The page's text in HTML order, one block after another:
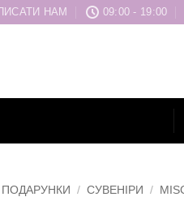
НАМ 09:00 - 19:00
ПОДАРУНКИ / СУВЕНІРИ /